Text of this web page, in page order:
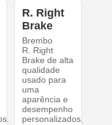
R. Right
Brake
Brembo
R. Right
Brake de alta
qualidade
usado para
uma
aparência e
desempenho
personalizados.